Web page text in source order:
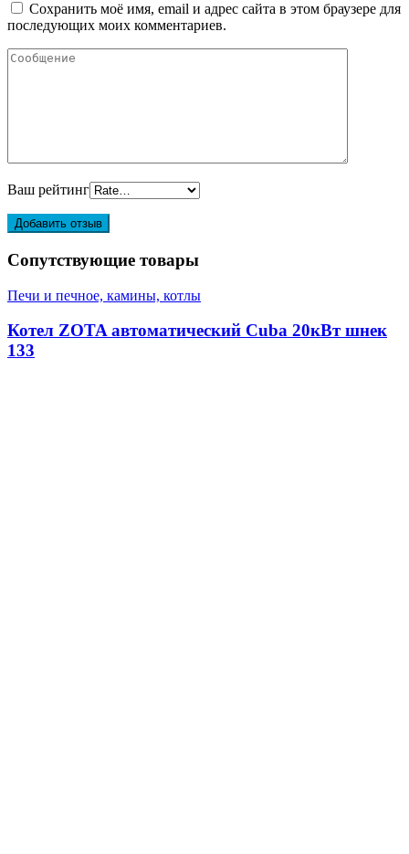
Сохранить моё имя, email и адрес сайта в этом браузере для
последующих моих комментариев.
Ваш рейтинг
Сопутствующие товары
Печи и печное, камины, котлы
Котел ZOTA автоматический Cuba 20кВт шнек
133